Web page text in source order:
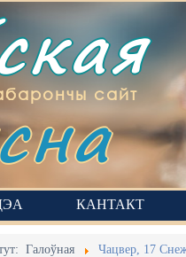
сайт
КАНТАКТ
Галоўная Чацвер, 17